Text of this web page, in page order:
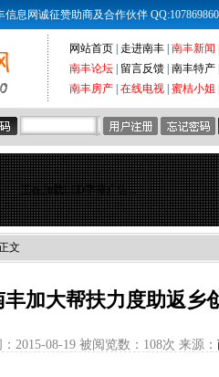
信息网诚征赞助商及合作伙伴
网站首页 走进南丰 南丰新闻
南丰论坛
留言反馈 南丰特产
南丰房产 在线电视 蜜桔小姐
正在加载LED字幕广告...
文
丰加大帮扶力度助返乡
2015-08-19 被阅览数： 108次 来源：